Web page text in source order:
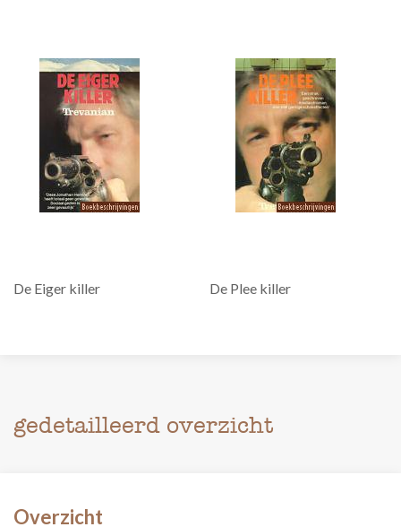
De Eiger killer De Plee killer
gedetailleerd overzicht
Overzicht